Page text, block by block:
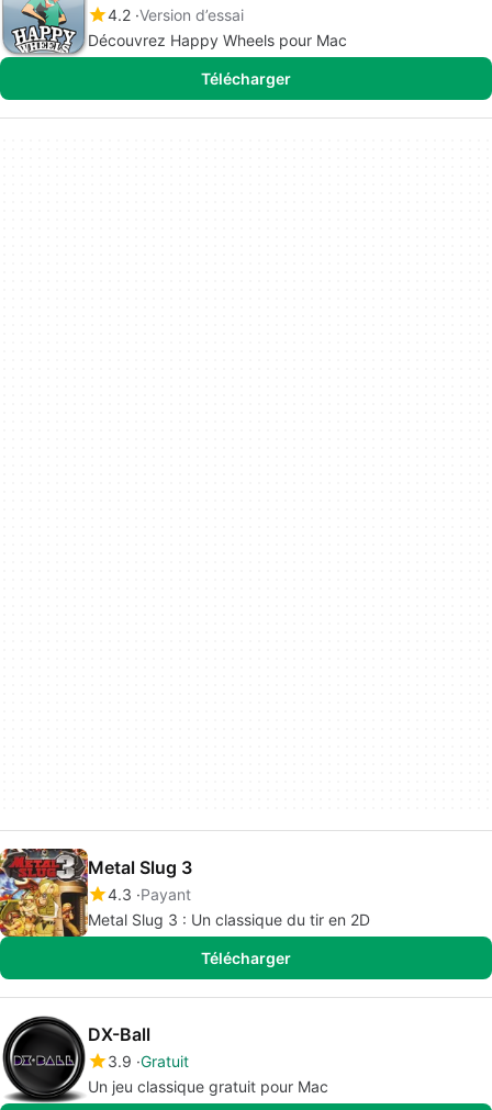
4.2 Version d’essai
Découvrez Happy Wheels pour Mac
Télécharger
Metal Slug 3
4.3 Payant
Metal Slug 3 : Un classique du tir en 2D
Télécharger
DX-Ball
3.9 Gratuit
Un jeu classique gratuit pour Mac